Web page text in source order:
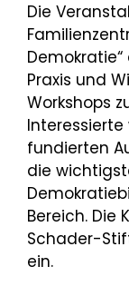
Die
Praxis und
Workshops
fundierten
die
Bereich. Die
Schader-
ein.